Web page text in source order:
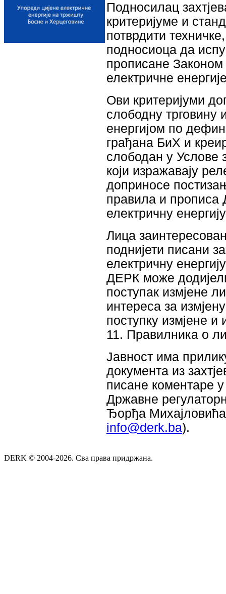
Подносилац
критеријуме и
потврдити
подносиоца да
прописане Законом
електричне
Ови критеријуми
слободну трговину
енергијом по
грађана БиХ и
слободан у Услове
који изражавају
доприносе
правила и прописа
електричну
Лица
поднијети писани
електричну
ДЕРК може
поступак измјене
интереса за
поступку измјене
11. Правилника о
Јавност има
документа из
писане коментаре
Државне
Ђорђа
info@derk.ba).
DERK © 2004-2026. Сва права придржана.